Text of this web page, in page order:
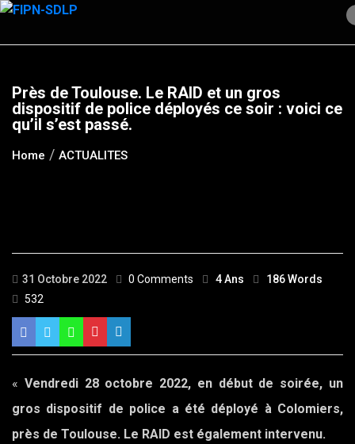
Skip
content
Près de Toulouse. Le RAID et un gros
dispositif de police déployés ce soir : voici ce
qu’il s’est passé.
Home ACTUALITES
31 Octobre 2022 0 Comments 4 Ans
186 Words
532
« Vendredi 28 octobre 2022, en début de soirée, un
gros dispositif de police a été déployé à Colomiers,
près de Toulouse. Le RAID est également intervenu.